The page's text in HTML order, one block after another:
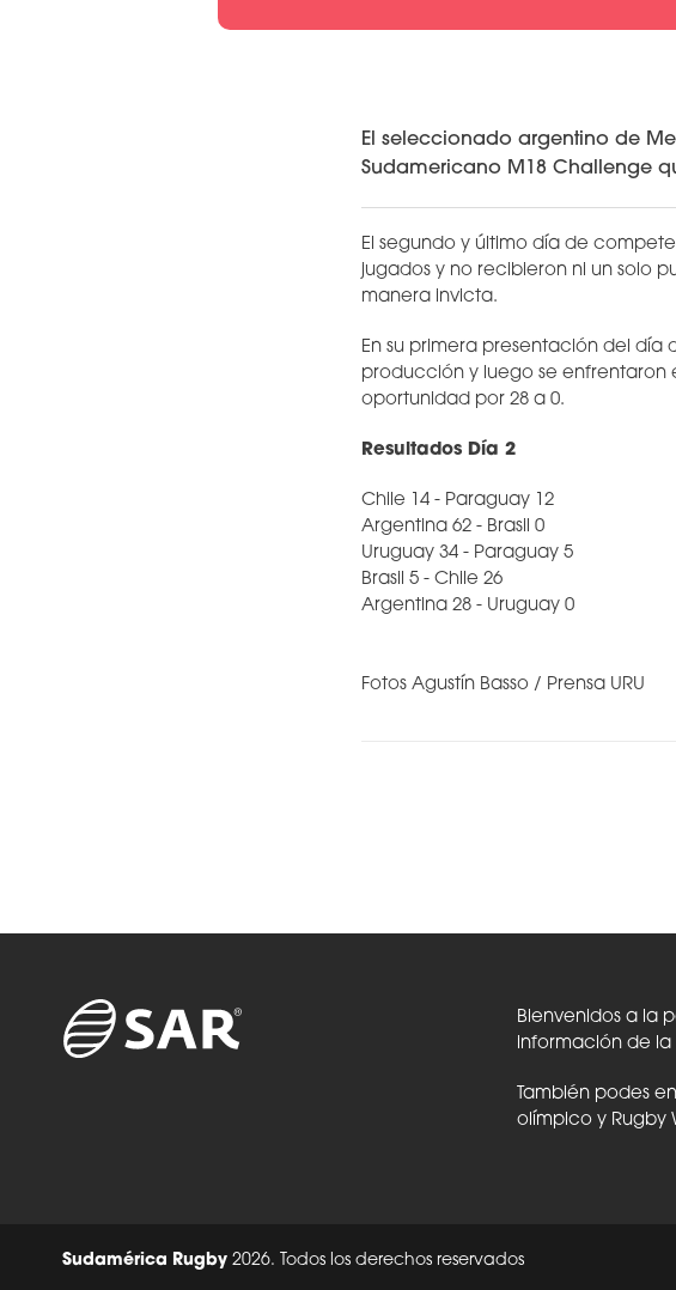
El seleccionado argentino de
Sudamericano M18 Challenge
El segundo y último día de
jugados y no recibieron ni un solo
manera invicta.
En su primera presentación del día
producción y luego se enfrentaron
oportunidad por 28 a 0.
Resultados Día 2
Chile 14 - Paraguay 12
Argentina 62 - Brasil 0
Uruguay 34 - Paraguay 5
Brasil 5 - Chile 26
Argentina 28 - Uruguay 0
Fotos Agustín Basso / Prensa URU
Bienvenidos a la
información de la
También podes
olímpico y Rugby
Sudamérica Rugby 2026. Todos los derechos reservados